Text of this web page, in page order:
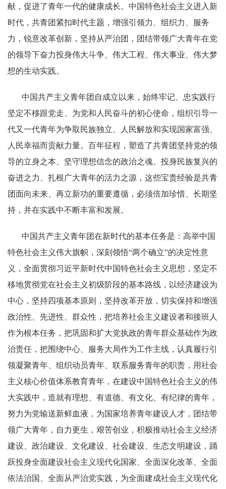
献，促进了青年一代的健康成长。中国特色社会主义进入新
时代，共青团紧扣时代主题，增强引领力、组织力、服务
力，锐意改革创新，坚持从严治团，团结带领广大青年在党
的领导下奋力投身伟大斗争、伟大工程、伟大事业、伟大梦
想的生动实践。
中国共产主义青年团自成立以来，始终牢记、忠实践行
坚定不移跟党走、为党和人民奋斗的初心使命，组织引导一
代又一代青年为争取民族独立、人民解放和实现国家富强、
人民幸福而贡献力量。百年征程，塑造了共青团坚持党的领
导的立身之本、坚守理想信念的政治之魂、投身民族复兴的
奋进之力、扎根广大青年的活力之源，这些宝贵经验是共青
团面向未来、再立新功的重要遵循，必须倍加珍惜、长期坚
持，并在实践中不断丰富和发展。
中国共产主义青年团在新时代的基本任务是：高举中国
特色社会主义伟大旗帜，深刻领悟“两个确立”的决定性意
义，全面贯彻习近平新时代中国特色社会主义思想，坚定不
移地贯彻党在社会主义初级阶段的基本路线，以经济建设为
中心，坚持四项基本原则，坚持改革开放，切实保持和增强
政治性、先进性、群众性，把培养社会主义建设者和接班人
作为根本任务，把巩固和扩大党执政的青年群众基础作为政
治责任，把围绕中心、服务大局作为工作主线，认真履行引
领凝聚青年、组织动员青年、联系服务青年的职责，用社会
主义核心价值体系教育青年，在建设中国特色社会主义的伟
大实践中，造就有理想、有道德、有文化、有纪律的青年，
努力为党输送新鲜血液，为国家培养青年建设人才，团结带
领广大青年，自力更生，艰苦创业，积极推动社会主义经济
建设、政治建设、文化建设、社会建设、生态文明建设，踊
跃投身全面建设社会主义现代化国家、全面深化改革、全面
依法治国、全面从严治党实践，为全面建成社会主义现代化